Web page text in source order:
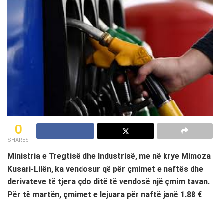
0
SHARES
Ministria e Tregtisë dhe Industrisë, me në krye Mimoza
Kusari-Lilën, ka vendosur që për çmimet e naftës dhe
derivateve të tjera çdo ditë të vendosë një çmim tavan.
Për të martën, çmimet e lejuara për naftë janë 1.88 €